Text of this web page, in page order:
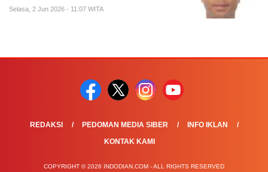
Selasa, 2 Jun 2026 - 11:07 WITA
REDAKSI PEDOMAN MEDIA SIBER
INFO IKLAN
KONTAK KAMI
COPYRIGHT © 2026 INDODIAN.COM - ALL RIGHTS RESERVED